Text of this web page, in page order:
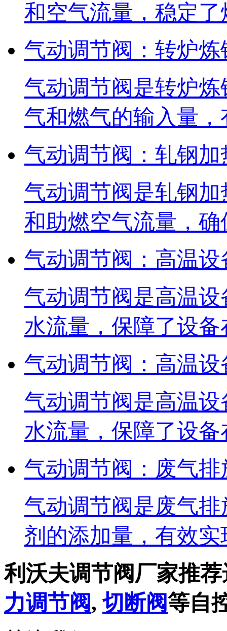
和空气流量，稳定
气动调节阀：转炉
气动调节阀是转炉
气和燃气的输入量
气动调节阀：轧钢
气动调节阀是轧钢
和助燃空气流量，
气动调节阀：高温
气动调节阀是高温
水流量，保障了设
气动调节阀：高温
气动调节阀是高温
水流量，保障了设
气动调节阀：废气排
气动调节阀是废气
剂的添加量，有效
利沃夫调节阀厂家推
力调节阀,切断阀等自